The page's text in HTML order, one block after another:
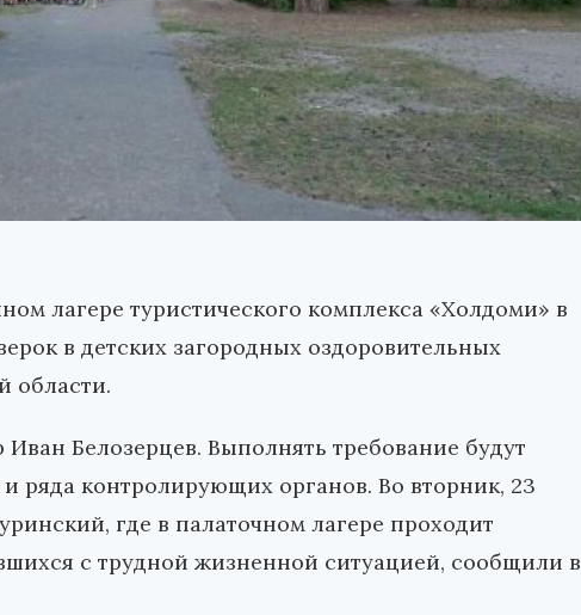
лагере туристического комплекса «Холдоми» в
в детских загородных оздоровительных
области.
Белозерцев. Выполнять требование будут
ряда контролирующих органов. Во вторник, 23
где в палаточном лагере проходит
с трудной жизненной ситуацией, сообщили в